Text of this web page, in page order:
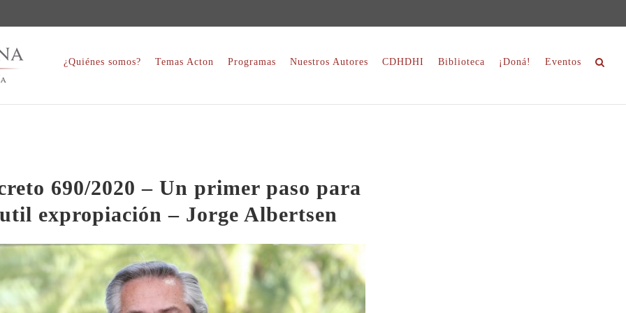
¿Quiénes somos? Temas Acton Programas Nuestros Autores CDHDHI Biblioteca ¡Doná! Eventos
690/2020 – Un primer paso para
expropiación – Jorge Albertsen